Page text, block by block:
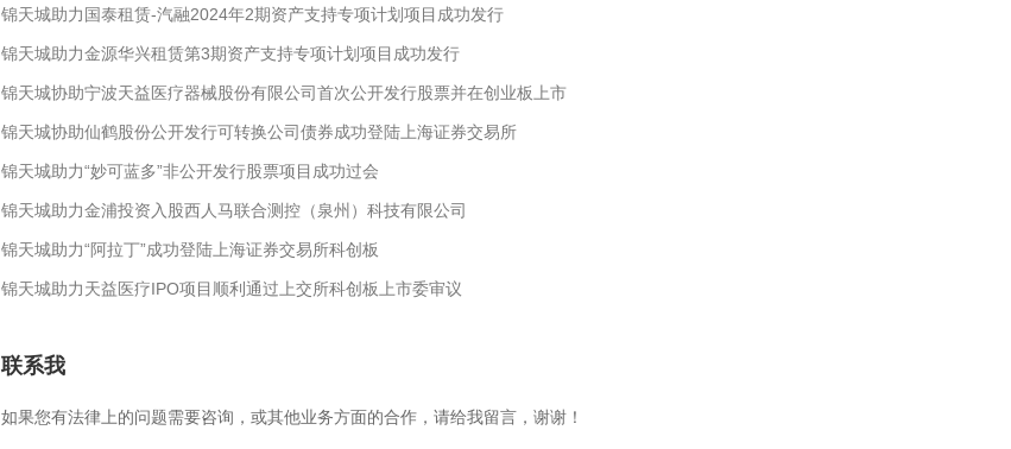
锦天城助力国泰租赁-汽融2024年2期资产支持专项计划项目成功发行
锦天城助力金源华兴租赁第3期资产支持专项计划项目成功发行
锦天城协助宁波天益医疗器械股份有限公司首次公开发行股票并在创业板上市
锦天城协助仙鹤股份公开发行可转换公司债券成功登陆上海证券交易所
锦天城助力“妙可蓝多”非公开发行股票项目成功过会
锦天城助力金浦投资入股西人马联合测控（泉州）科技有限公司
锦天城助力“阿拉丁”成功登陆上海证券交易所科创板
锦天城助力天益医疗IPO项目顺利通过上交所科创板上市委审议
联系我
如果您有法律上的问题需要咨询，或其他业务方面的合作，请给我留言，谢谢！